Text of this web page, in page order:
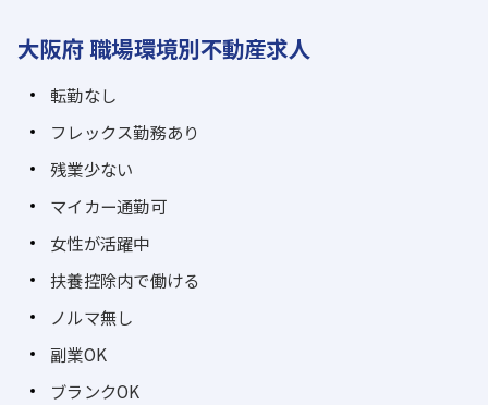
大阪府 職場環境別不動産求人
転勤なし
フレックス勤務あり
残業少ない
マイカー通勤可
女性が活躍中
扶養控除内で働ける
ノルマ無し
副業OK
ブランクOK